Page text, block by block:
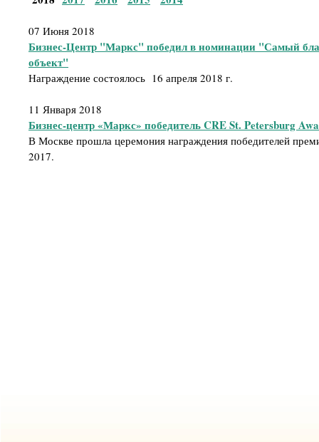
07 Июня 2018
Бизнес-Центр "Маркс" победил в номинации "Самый
объект"
Награждение состоялось 16 апреля 2018 г.
11 Января 2018
Бизнес-центр «Маркс» победитель CRE St. Petersburg
В Москве прошла церемония награждения победителей
2017.